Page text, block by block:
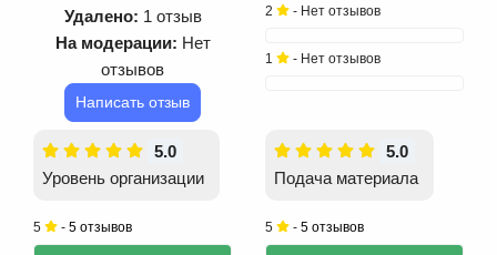
Удалено: 1 отзыв
На модерации: Нет
отзывов
Написать отзыв
2 - Нет отзывов
1 - Нет отзывов
5.0
Уровень организации
5 - 5 отзывов
5.0
Подача материала
5 - 5 отзывов